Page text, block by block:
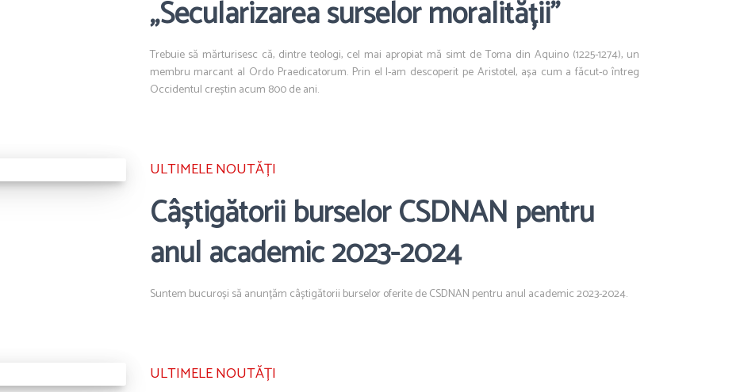
„Secularizarea surselor moralității”
Trebuie să mărturisesc că, dintre teologi, cel mai apropiat mă simt de Toma din Aquino (1225-1274), un
membru marcant al Ordo Praedicatorum. Prin el l-am descoperit pe Aristotel, așa cum a făcut-o întreg
Occidentul creștin acum 800 de ani.
ULTIMELE NOUTĂȚI
Câștigătorii burselor CSDNAN pentru
anul academic 2023-2024
Suntem bucuroși să anunțăm câștigătorii burselor oferite de CSDNAN pentru anul academic 2023-2024.
ULTIMELE NOUTĂȚI